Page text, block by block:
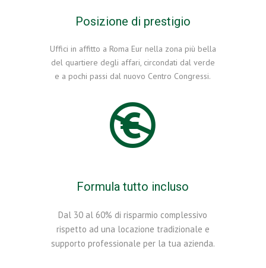
Posizione di prestigio
Uffici in affitto a Roma Eur nella zona più bella
del quartiere degli affari, circondati dal verde
e a pochi passi dal nuovo Centro Congressi.
Formula tutto incluso
Dal 30 al 60% di risparmio complessivo
rispetto ad una locazione tradizionale e
supporto professionale per la tua azienda.